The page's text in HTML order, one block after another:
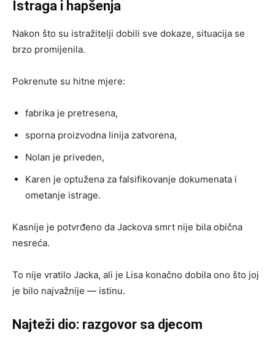
Istraga i hapšenja
Nakon što su istražitelji dobili sve dokaze, situacija se
brzo promijenila.
Pokrenute su hitne mjere:
fabrika je pretresena,
sporna proizvodna linija zatvorena,
Nolan je priveden,
Karen je optužena za falsifikovanje dokumenata i
ometanje istrage.
Kasnije je potvrđeno da Jackova smrt nije bila obična
nesreća.
To nije vratilo Jacka, ali je Lisa konačno dobila ono što joj
je bilo najvažnije — istinu.
Najteži dio: razgovor sa djecom